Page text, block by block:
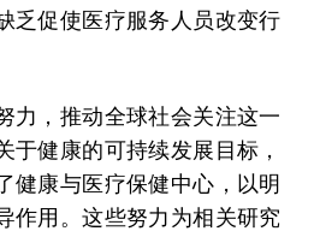
乏促使医疗服务人员改变行
力，推动全球社会关注这一
于健康的可持续发展目标，
健康与医疗保健中心，以明
作用。这些努力为相关研究